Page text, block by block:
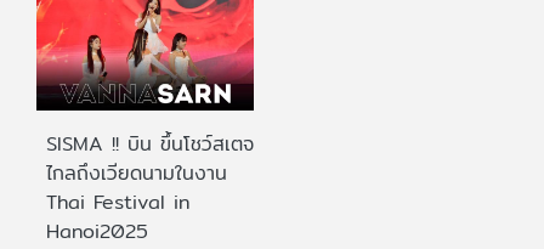
SISMA !! บิน ขึ้นโชว์สเตจ
ไกลถึงเวียดนามในงาน
Thai Festival in
Hanoi2025